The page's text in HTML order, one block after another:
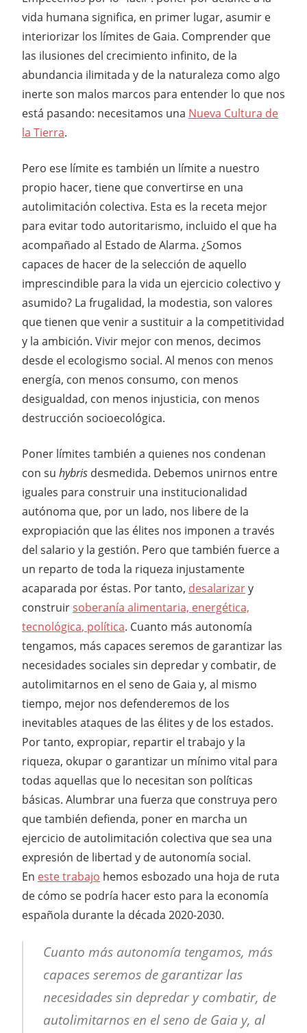
vida humana significa, en primer lugar, asumir e
interiorizar los límites de Gaia. Comprender que
las ilusiones del crecimiento infinito, de la
abundancia ilimitada y de la naturaleza como algo
inerte son malos marcos para entender lo que nos
está pasando: necesitamos una Nueva Cultura de
la Tierra.
Pero ese límite es también un límite a nuestro
propio hacer, tiene que convertirse en una
autolimitación colectiva. Esta es la receta mejor
para evitar todo autoritarismo, incluido el que ha
acompañado al Estado de Alarma. ¿Somos
capaces de hacer de la selección de aquello
imprescindible para la vida un ejercicio colectivo y
asumido? La frugalidad, la modestia, son valores
que tienen que venir a sustituir a la competitividad
y la ambición. Vivir mejor con menos, decimos
desde el ecologismo social. Al menos con menos
energía, con menos consumo, con menos
desigualdad, con menos injusticia, con menos
destrucción socioecológica.
Poner límites también a quienes nos condenan
con su hybris desmedida. Debemos unirnos entre
iguales para construir una institucionalidad
autónoma que, por un lado, nos libere de la
expropiación que las élites nos imponen a través
del salario y la gestión. Pero que también fuerce a
un reparto de toda la riqueza injustamente
acaparada por éstas. Por tanto, desalarizary
construirsoberanía alimentaria, energética,
tecnológica, política. Cuanto más autonomía
tengamos, más capaces seremos de garantizar las
necesidades sociales sin depredar y combatir, de
autolimitarnos en el seno de Gaia y, al mismo
tiempo, mejor nos defenderemos de los
inevitables ataques de las élites y de los estados.
Por tanto, expropiar, repartir el trabajo y la
riqueza, okupar o garantizar un mínimo vital para
todas aquellas que lo necesitan son políticas
básicas. Alumbrar una fuerza que construya pero
que también defienda, poner en marcha un
ejercicio de autolimitación colectiva que sea una
expresión de libertad y de autonomía social.
En este trabajo hemos esbozado una hoja de ruta
de cómo se podría hacer esto para la economía
española durante la década 2020-2030.
Cuanto más autonomía tengamos, más
capaces seremos de garantizar las
necesidades sin depredar y combatir, de
autolimitarnos en el seno de Gaia y, al